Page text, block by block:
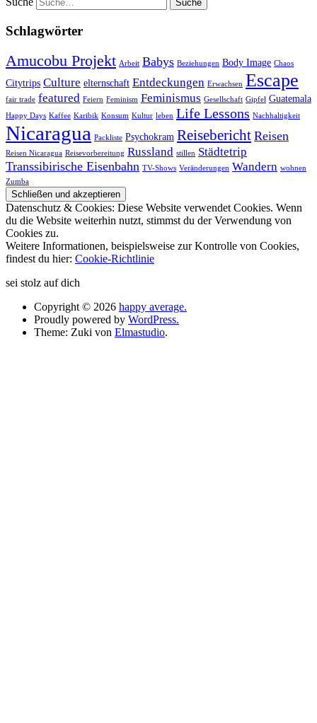
Schlagwörter
Amucobu Projekt Arbeit Babys Beziehungen Body Image Chaos
Citytrips Culture elternschaft Entdeckungen Erwachsen Escape
fair trade featured Feiern Feminism Feminismus Gesellschaft Gipfel Guatemala
Happy Days Kaffee Karibik Konsum Kultur leben Life Lessons Nachhaltigkeit
Nicaragua Packliste Psychokram Reisebericht Reisen
Reisen Nicaragua Reisevorbereitung Russland stillen Städtetrip
Transsibirische Eisenbahn TV-Shows Veränderungen Wandern wohnen
Zumba
Datenschutz & Cookies: Diese Website verwendet Cookies. Wenn
du die Website weiterhin nutzt, stimmst du der Verwendung von
Cookies zu.
Weitere Informationen, beispielsweise zur Kontrolle von Cookies,
findest du hier: Cookie-Richtlinie
sei stolz auf dich
Copyright © 2026 happy average.
Proudly powered by WordPress.
Theme: Zuki von Elmastudio.